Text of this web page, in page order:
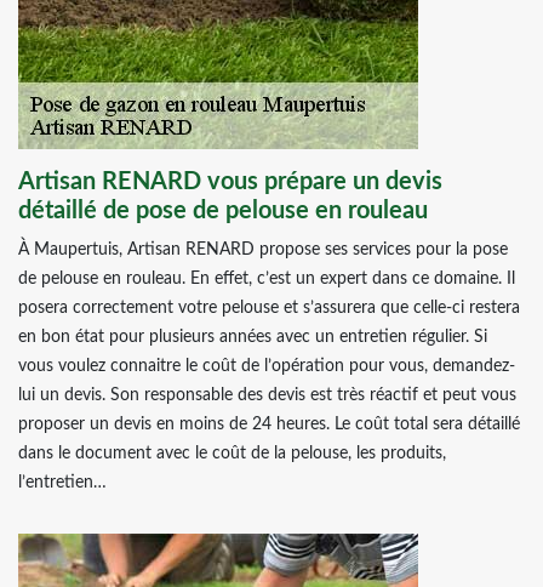
Artisan RENARD vous prépare un devis
détaillé de pose de pelouse en rouleau
À Maupertuis, Artisan RENARD propose ses services pour la pose
de pelouse en rouleau. En effet, c’est un expert dans ce domaine. Il
posera correctement votre pelouse et s’assurera que celle-ci restera
en bon état pour plusieurs années avec un entretien régulier. Si
vous voulez connaitre le coût de l’opération pour vous, demandez-
lui un devis. Son responsable des devis est très réactif et peut vous
proposer un devis en moins de 24 heures. Le coût total sera détaillé
dans le document avec le coût de la pelouse, les produits,
l’entretien…